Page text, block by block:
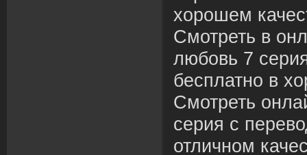
хорошем
Смотреть в
любовь 7
бесплатно в
Смотреть
серия с
отличном